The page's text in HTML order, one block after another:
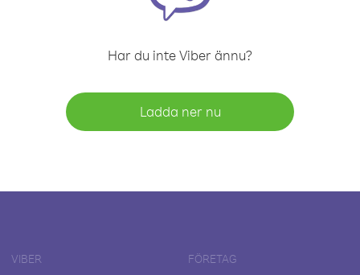
Har du inte Viber ännu?
Ladda ner nu
VIBER FÖRETAG